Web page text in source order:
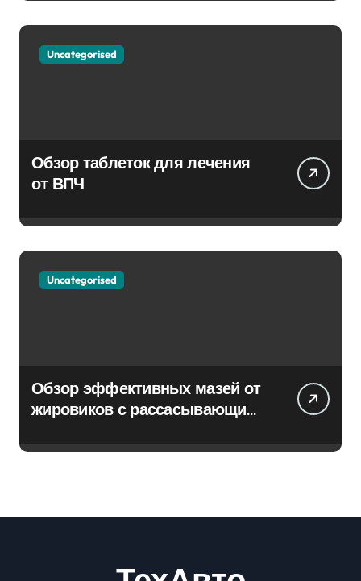
Uncategorised
Обзор таблеток для лечения
от ВПЧ
Uncategorised
Обзор эффективных мазей от
жировиков с рассасывающим